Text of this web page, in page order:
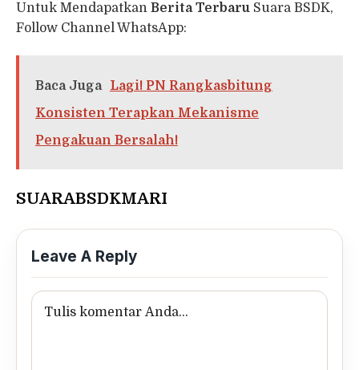
Untuk Mendapatkan Berita Terbaru Suara BSDK,
Follow Channel WhatsApp:
Baca Juga
Lagi! PN Rangkasbitung
Konsisten Terapkan Mekanisme
Pengakuan Bersalah!
SUARABSDKMARI
Leave A Reply